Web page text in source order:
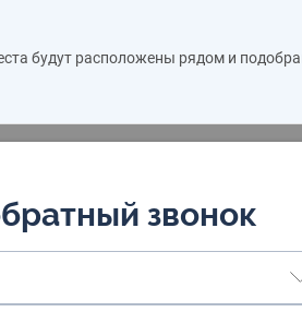
будут расположены рядом и
звонок